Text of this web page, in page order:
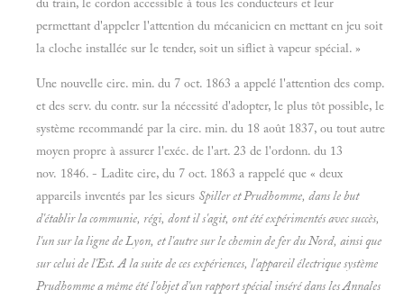
permettant d'appeler l'attention du mécanicien en mettant en jeu soit
la cloche installée sur le tender, soit un sifliet à vapeur spécial. »
Une nouvelle cire. min. du 7 oct. 1863 a appelé l'attention des comp.
et des serv. du contr. sur la nécessité d'adopter, le plus tôt possible, le
système recommandé par la cire. min. du 18 août 1837, ou tout autre
moyen propre à assurer l'exéc. de l'art. 23 de l'ordonn. du 13
nov. 1846. - Ladite cire, du 7 oct. 1863 a rappelé que « deux
appareils inventés par les sieurs Spiller etPrudhomme, dans le but
d'établir la communie, régi, dont il s'agit, ont été expérimentés avec succès,
l'un sur la ligne de Lyon, et l'autre sur le chemin de fer du Nord, ainsi que
sur celui de l'Est. A la suite de ces expériences, l'appareil électrique système
Prudhomme a même été l'objet d'un rapport spécial inséré dans lesAnnales